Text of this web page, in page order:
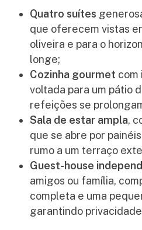
Quatro suítes
que oferecem vistas
oliveira e para o
longe;
Cozinha gourmet com
voltada para um pátio
refeições se
Sala de estar ampla,
que se abre por
rumo a um terraço
Guest-house
amigos ou família,
completa e uma
garantindo